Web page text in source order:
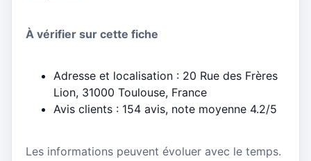
À vérifier sur cette fiche
Adresse et localisation : 20 Rue des Frères
Lion, 31000 Toulouse, France
Avis clients : 154 avis, note moyenne 4.2/5
Les informations peuvent évoluer avec le temps.